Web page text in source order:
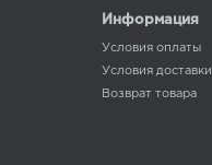
Информация
Условия оплаты
Условия доставки
Возврат товара